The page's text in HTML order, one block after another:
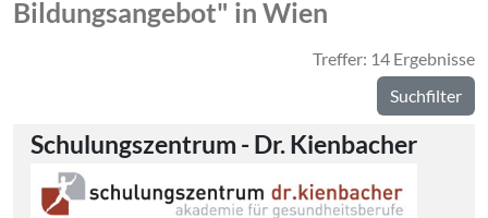
Bildungsangebot" in Wien
Treffer: 14 Ergebnisse
Suchfilter
Schulungszentrum - Dr. Kienbacher